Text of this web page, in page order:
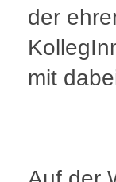
der
mit